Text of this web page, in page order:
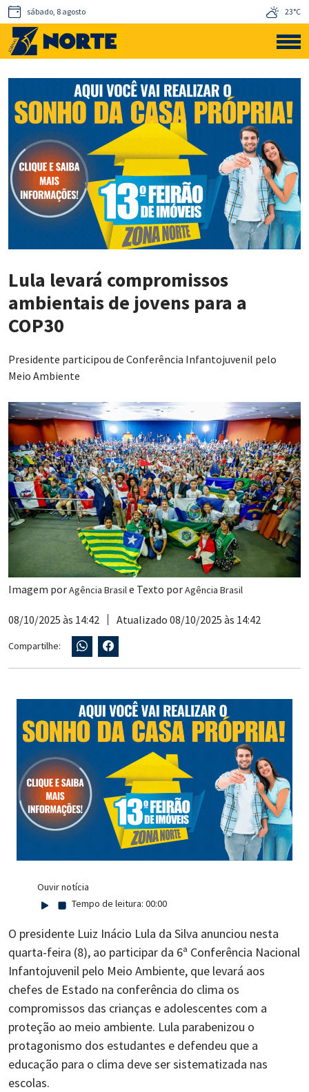
sábado, 8 agosto 23°C
Lula levará compromissos
ambientais de jovens para a
COP30
Presidente participou de Conferência Infantojuvenil pelo
Meio Ambiente
Imagem porAgência Brasile Texto porAgência Brasil
08/10/2025 às 14:42 Atualizado 08/10/2025 às 14:42
Compartilhe:
Ouvir notícia
Tempo de leitura: 00:00
O presidente Luiz Inácio Lula da Silva anunciou nesta
quarta-feira (8), ao participar da 6ª Conferência Nacional
Infantojuvenil pelo Meio Ambiente, que levará aos
chefes de Estado na conferência do clima os
compromissos das crianças e adolescentes com a
proteção ao meio ambiente. Lula parabenizou o
protagonismo dos estudantes e defendeu que a
educação para o clima deve ser sistematizada nas
escolas.